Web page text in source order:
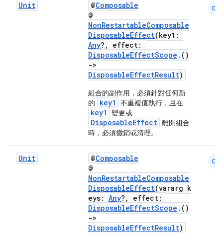
Unit @Composable
@
NonRestartableComposable
DisposableEffect(key1:
Any?, effect:
DisposableEffectScope .()
->
DisposableEffectResult)
組合的副作用，必須針對任何新
的
key1 不重複值執行，且在
key1 變更或
DisposableEffect 離開組合
時，必須撤銷或清理。
CM
Unit @Composable
@
NonRestartableComposable
DisposableEffect(vararg k
eys: Any?, effect:
DisposableEffectScope .()
->
DisposableEffectResult)
CM